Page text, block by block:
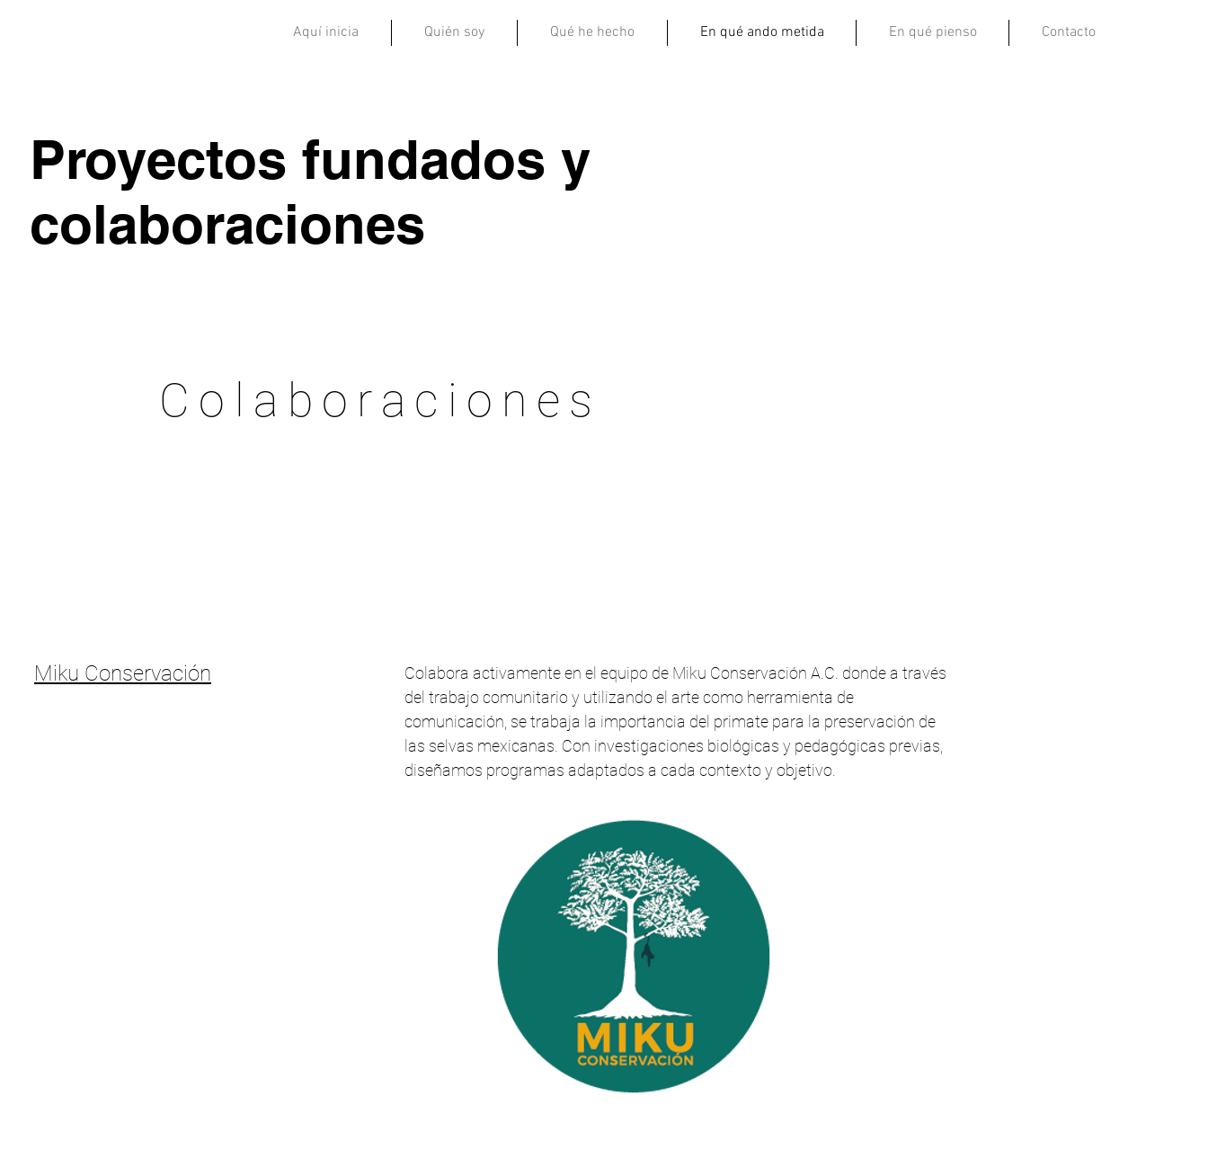
Aquí inicia Quién soy Qué he hecho En qué ando metida En qué pienso Contacto
Proyectos fundados y
colaboraciones
Colaboraciones
Miku Conservación
Colabora activamente en el equipo de Miku Conservación A.C. donde a través
del trabajo comunitario y utilizando el arte como herramienta de
comunicación, se trabaja la importancia del primate para la preservación de
las selvas mexicanas. Con investigaciones biológicas y pedagógicas previas,
diseñamos programas adaptados a cada contexto y objetivo.